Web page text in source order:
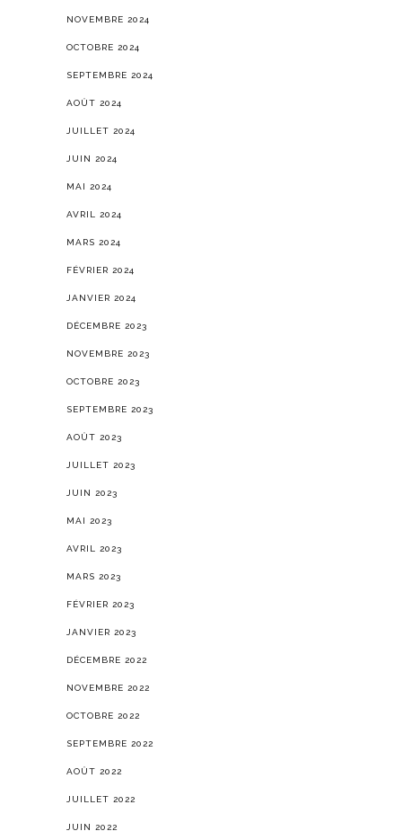
NOVEMBRE 2024
OCTOBRE 2024
SEPTEMBRE 2024
AOÛT 2024
JUILLET 2024
JUIN 2024
MAI 2024
AVRIL 2024
MARS 2024
FÉVRIER 2024
JANVIER 2024
DÉCEMBRE 2023
NOVEMBRE 2023
OCTOBRE 2023
SEPTEMBRE 2023
AOÛT 2023
JUILLET 2023
JUIN 2023
MAI 2023
AVRIL 2023
MARS 2023
FÉVRIER 2023
JANVIER 2023
DÉCEMBRE 2022
NOVEMBRE 2022
OCTOBRE 2022
SEPTEMBRE 2022
AOÛT 2022
JUILLET 2022
JUIN 2022